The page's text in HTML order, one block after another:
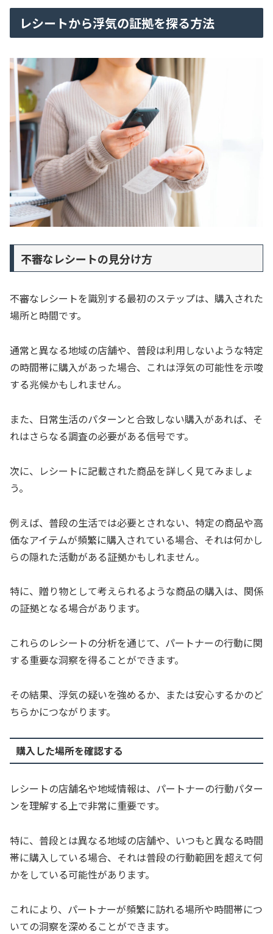
レシートから浮気の証拠を探る方法
不審なレシートの見分け方
不審なレシートを識別する最初のステップは、購入された
場所と時間です。
通常と異なる地域の店舗や、普段は利用しないような特定
の時間帯に購入があった場合、これは浮気の可能性を示唆
する兆候かもしれません。
また、日常生活のパターンと合致しない購入があれば、そ
れはさらなる調査の必要がある信号です。
次に、レシートに記載された商品を詳しく見てみましょ
う。
例えば、普段の生活では必要とされない、特定の商品や高
価なアイテムが頻繁に購入されている場合、それは何かし
らの隠れた活動がある証拠かもしれません。
特に、贈り物として考えられるような商品の購入は、関係
の証拠となる場合があります。
これらのレシートの分析を通じて、パートナーの行動に関
する重要な洞察を得ることができます。
その結果、浮気の疑いを強めるか、または安心するかのど
ちらかにつながります。
購入した場所を確認する
レシートの店舗名や地域情報は、パートナーの行動パター
ンを理解する上で非常に重要です。
特に、普段とは異なる地域の店舗や、いつもと異なる時間
帯に購入している場合、それは普段の行動範囲を超えて何
かをしている可能性があります。
これにより、パートナーが頻繁に訪れる場所や時間帯につ
いての洞察を深めることができます。